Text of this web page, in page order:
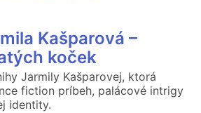
Kašparová –
koček
Jarmily Kašparovej, ktorá
fiction príbeh, palácové intrigy
identity.